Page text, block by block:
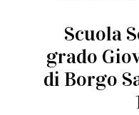
Scuola
grado
di Borgo